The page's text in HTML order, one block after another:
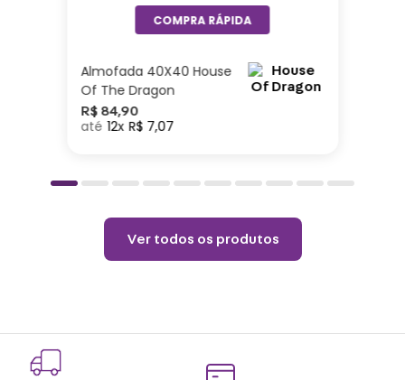
Of The Dragon
R$ 84,90
12 R$
Ver todos os produtos